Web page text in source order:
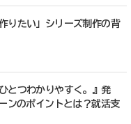
りたい」シリーズ制作の背
とつわかりやすく。』発
ンのポイントとは？就活支